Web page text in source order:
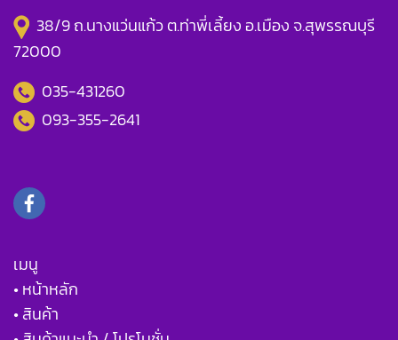
38/9 ถ.นางแว่นแก้ว ต.ท่าพี่เลี้ยง อ.เมือง จ.สุพรรณบุรี
72000
035-431260
093-355-2641
เมนู
• หน้าหลัก
• สินค้า